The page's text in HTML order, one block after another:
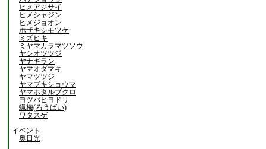
ヒメアジサイ
ヒメシャジン
ヒメジョオン
ホザキシモツケ
ミズヒキ
ミヤマカラマツソウ
ヤシオツツジ
ヤナギラン
ヤマオダマキ
ヤマツツジ
ヤマブキショウマ
ヤマホタルブクロ
ヨツバヒヨドリ
蝋梅(ろうばい)
ワタスゲ
イベント
奥日光